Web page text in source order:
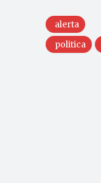
alerta
politica